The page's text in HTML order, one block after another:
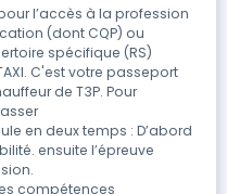
: Délivrer des
sites et monuments
situés à proximité du
publics (gares,
:
prestation, facturer et
l’accès à la profession
(dont CQP) ou
spécifique (RS)
C'est votre passeport
de T3P. Pour
en deux temps : D’abord
ensuite l’épreuve
compétences